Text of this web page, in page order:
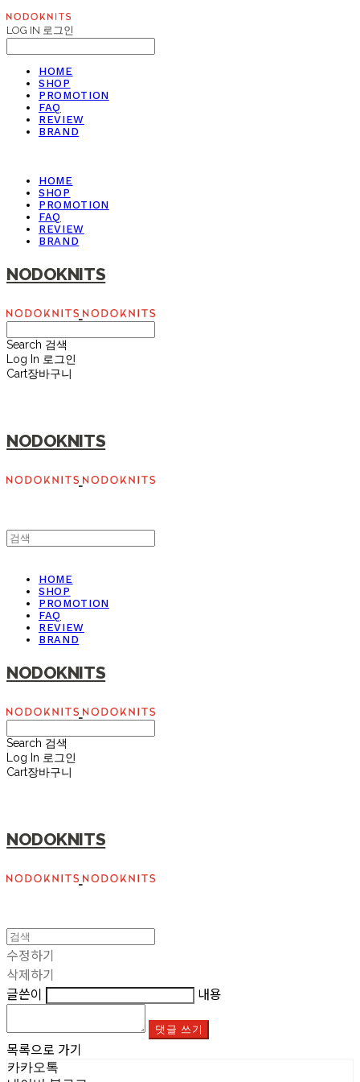
LOG IN 로그인
HOME
SHOP
PROMOTION
FAQ
REVIEW
BRAND
HOME
SHOP
PROMOTION
FAQ
REVIEW
BRAND
NODOKNITS
Search 검색
Log In 로그인
Cart장바구니
NODOKNITS
HOME
SHOP
PROMOTION
FAQ
REVIEW
BRAND
NODOKNITS
Search 검색
Log In 로그인
Cart장바구니
NODOKNITS
수정하기
삭제하기
글쓴이
내용
댓글 쓰기
목록으로 가기
카카오톡